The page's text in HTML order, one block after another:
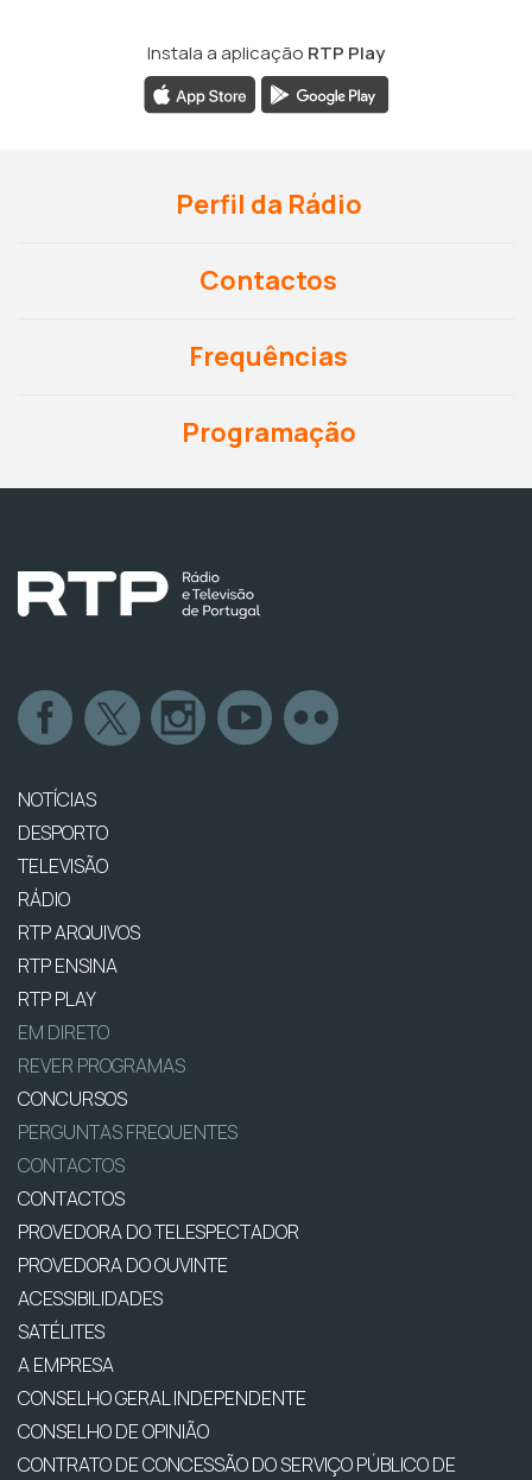
Instala a aplicação RTP Play
Perfil da Rádio
Contactos
Frequências
Programação
NOTÍCIAS
DESPORTO
TELEVISÃO
RÁDIO
RTP ARQUIVOS
RTP ENSINA
RTP PLAY
EM DIRETO
REVER PROGRAMAS
CONCURSOS
PERGUNTAS FREQUENTES
CONTACTOS
CONTACTOS
PROVEDORA DO TELESPECTADOR
PROVEDORA DO OUVINTE
ACESSIBILIDADES
SATÉLITES
A EMPRESA
CONSELHO GERAL INDEPENDENTE
CONSELHO DE OPINIÃO
CONTRATO DE CONCESSÃO DO SERVIÇO PÚBLICO DE